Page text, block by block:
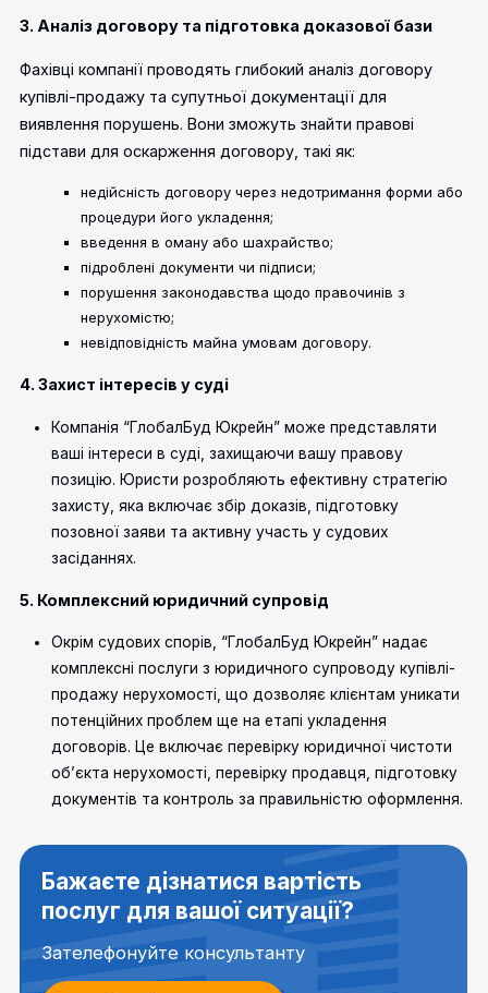
3. Аналіз договору та підготовка доказової бази
Фахівці компанії проводять глибокий аналіз договору
купівлі-продажу та супутньої документації для
виявлення порушень. Вони зможуть знайти правові
підстави для оскарження договору, такі як:
недійсність договору через недотримання форми або
процедури його укладення;
введення в оману або шахрайство;
підроблені документи чи підписи;
порушення законодавства щодо правочинів з
нерухомістю;
невідповідність майна умовам договору.
4. Захист інтересів у суді
Компанія “ГлобалБуд Юкрейн” може представляти
ваші інтереси в суді, захищаючи вашу правову
позицію. Юристи розробляють ефективну стратегію
захисту, яка включає збір доказів, підготовку
позовної заяви та активну участь у судових
засіданнях.
5. Комплексний юридичний супровід
Окрім судових спорів, “ГлобалБуд Юкрейн” надає
комплексні послуги з юридичного супроводу купівлі-
продажу нерухомості, що дозволяє клієнтам уникати
потенційних проблем ще на етапі укладення
договорів. Це включає перевірку юридичної чистоти
об’єкта нерухомості, перевірку продавця, підготовку
документів та контроль за правильністю оформлення.
Бажаєте дізнатися вартість
послуг для вашої ситуації?
Зателефонуйте консультанту